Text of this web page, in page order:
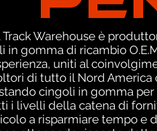
Track Warehouse è
in gomma di ricambio
uniti al
di tutto il Nord
cingoli in gomma
i livelli della catena di
a risparmiare tempo e